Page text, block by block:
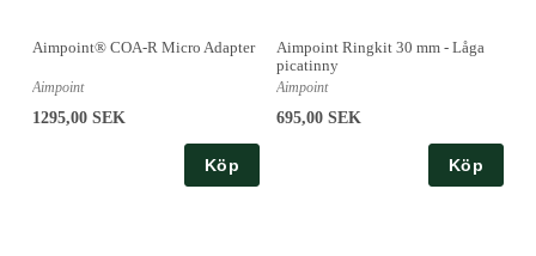
Aimpoint® COA-R Micro Adapter
Aimpoint
1295,00 SEK
Köp
Aimpoint Ringkit 30 mm - Låga
picatinny
Aimpoint
695,00 SEK
Köp